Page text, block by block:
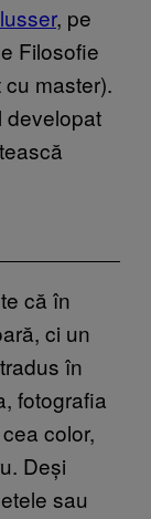
, pe
Filosofie
master).
developat
că în
ci un
în
fotografia
color,
Deși
sau